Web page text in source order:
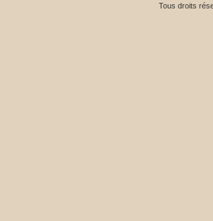
Tous droits